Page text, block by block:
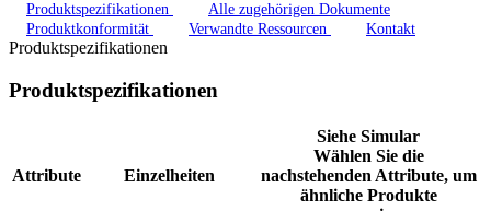
Produktspezifikationen
Alle zugehörigen Dokumente
Produktkonformität
Verwandte Ressourcen Kontakt
Produktspezifikationen
Produktspezifikationen
Attribute Einzelheiten
Siehe Simular
Wählen Sie die
nachstehenden Attribute, um
ähnliche Produkte